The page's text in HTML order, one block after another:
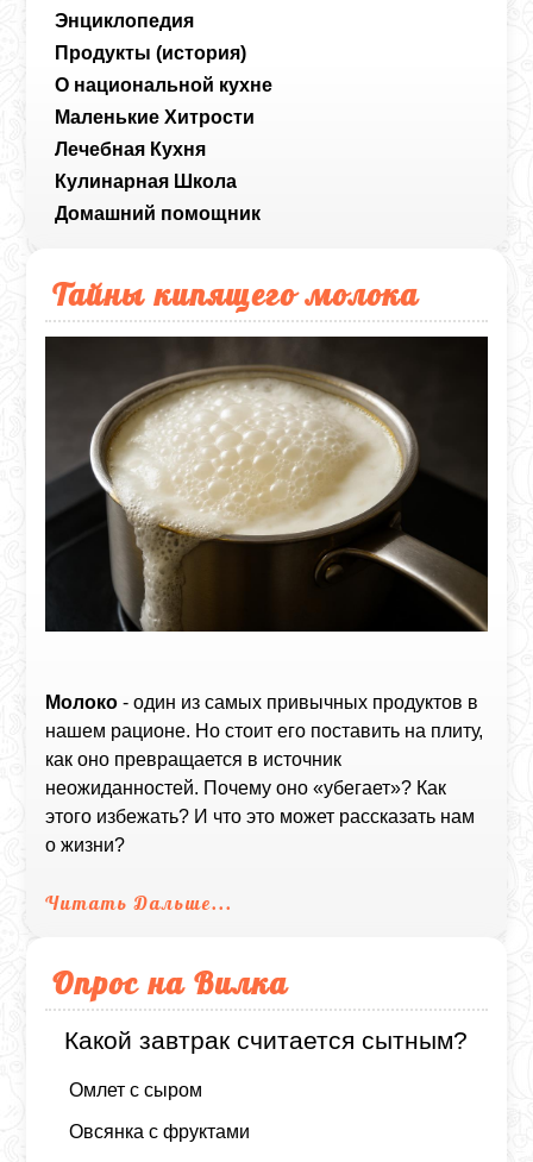
Энциклопедия
Продукты (история)
О национальной кухне
Маленькие Хитрости
Лечебная Кухня
Кулинарная Школа
Домашний помощник
Тайны кипящего молока
Молоко - один из самых привычных продуктов в
нашем рационе. Но стоит его поставить на плиту,
как оно превращается в источник
неожиданностей. Почему оно «убегает»? Как
этого избежать? И что это может рассказать нам
о жизни?
Читать Дальше...
Опрос на Вилка
Какой завтрак считается сытным?
Омлет с сыром
Овсянка с фруктами